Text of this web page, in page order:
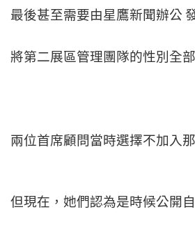
最後甚至需要由星鷹新聞辦公
將第二展區管理團隊的性別全
兩位首席顧問當時選擇不加入
但現在， 她們認為是時候公開